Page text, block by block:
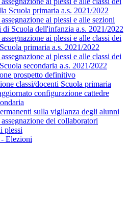
Scuola primaria a.s. 2021/2022
ai plessi e alle sezioni
di Scuola dell'infanzia a.s. 2021/2022
ai plessi e alle classi dei
primaria a.s. 2021/2022
ai plessi e alle classi dei
secondaria a.s. 2021/2022
prospetto definitivo
classi/docenti Scuola primaria
configurazione cattedre
sulla vigilanza degli alunni
dei collaboratori
plessi
Elezioni